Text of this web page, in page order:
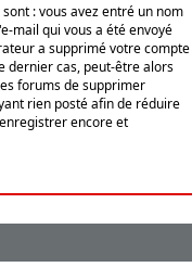
: vous avez entré un nom
mail qui vous a été envoyé
a supprimé votre compte
dernier cas, peut-être alors
forums de supprimer
rien posté afin de réduire
encore et